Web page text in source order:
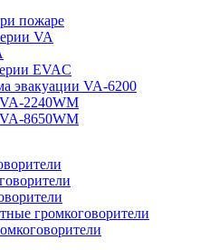
пожаре
VA
EVAC
эвакуации VA-6200
2240WM
8650WM
громкоговорители